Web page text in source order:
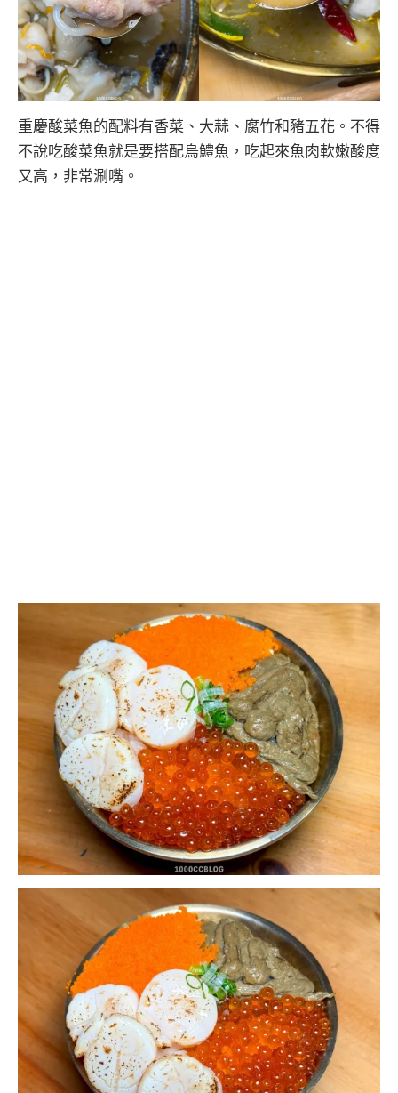
重慶酸菜魚的配料有香菜、大蒜、腐竹和豬五花。不得
不說吃酸菜魚就是要搭配烏鱧魚，吃起來魚肉軟嫩酸度
又高，非常涮嘴。